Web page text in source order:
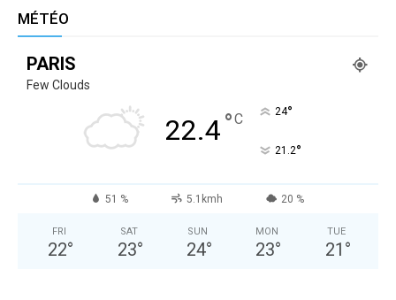
MÉTÉO
PARIS
Few Clouds
22.4°C 24°
21.2°
51 % 5.1kmh 20 %
FRI
22°
SAT
23°
SUN
24°
MON
23°
TUE
21 °